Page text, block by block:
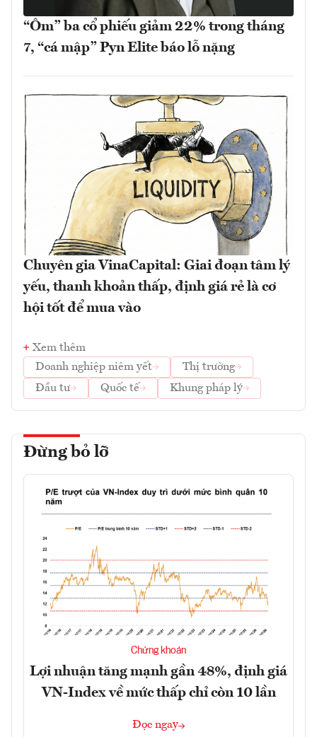
“Ôm” ba cổ phiếu giảm 22% trong tháng
7, “cá mập” Pyn Elite báo lỗ nặng
Chuyên gia VinaCapital: Giai đoạn tâm lý
yếu, thanh khoản thấp, định giá rẻ là cơ
hội tốt để mua vào
Xem thêm
Doanh nghiệp niêm yết
Thị trường
Đầu tư
Quốc tế Khung pháp lý
Đừng bỏ lỡ
Chứng khoán
Lợi nhuận tăng mạnh gần 48%, định giá
VN-Index về mức thấp chỉ còn 10 lần
Đọc ngay